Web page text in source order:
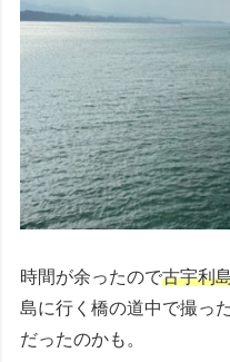
時間が余ったので古宇利
島に行く橋の道中で撮っ
だったのかも。